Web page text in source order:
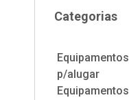
Categorias
Equipamentos
p/alugar
Equipamentos